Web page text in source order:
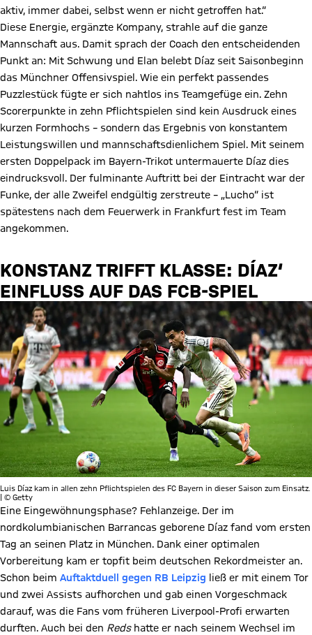
aktiv, immer dabei, selbst wenn er nicht getroffen hat.“
Diese Energie, ergänzte Kompany, strahle auf die ganze
Mannschaft aus. Damit sprach der Coach den entscheidenden
Punkt an: Mit Schwung und Elan belebt Díaz seit Saisonbeginn
das Münchner Offensivspiel. Wie ein perfekt passendes
Puzzlestück fügte er sich nahtlos ins Teamgefüge ein. Zehn
Scorerpunkte in zehn Pflichtspielen sind kein Ausdruck eines
kurzen Formhochs – sondern das Ergebnis von konstantem
Leistungswillen und mannschaftsdienlichem Spiel. Mit seinem
ersten Doppelpack im Bayern-Trikot untermauerte Díaz dies
eindrucksvoll. Der fulminante Auftritt bei der Eintracht war der
Funke, der alle Zweifel endgültig zerstreute – „Lucho“ ist
spätestens nach dem Feuerwerk in Frankfurt fest im Team
angekommen.
KONSTANZ TRIFFT KLASSE: DÍAZ‘
EINFLUSS AUF DAS FCB-SPIEL
Luis Díaz kam in allen zehn Pflichtspielen des FC Bayern in dieser Saison zum Einsatz.
| © Getty
Eine Eingewöhnungsphase? Fehlanzeige. Der im
nordkolumbianischen Barrancas geborene Díaz fand vom ersten
Tag an seinen Platz in München. Dank einer optimalen
Vorbereitung kam er topfit beim deutschen Rekordmeister an.
Schon beim Auftaktduell gegen RB Leipzig ließ er mit einem Tor
und zwei Assists aufhorchen und gab einen Vorgeschmack
darauf, was die Fans vom früheren Liverpool-Profi erwarten
durften. Auch bei den Redshatte er nach seinem Wechsel im